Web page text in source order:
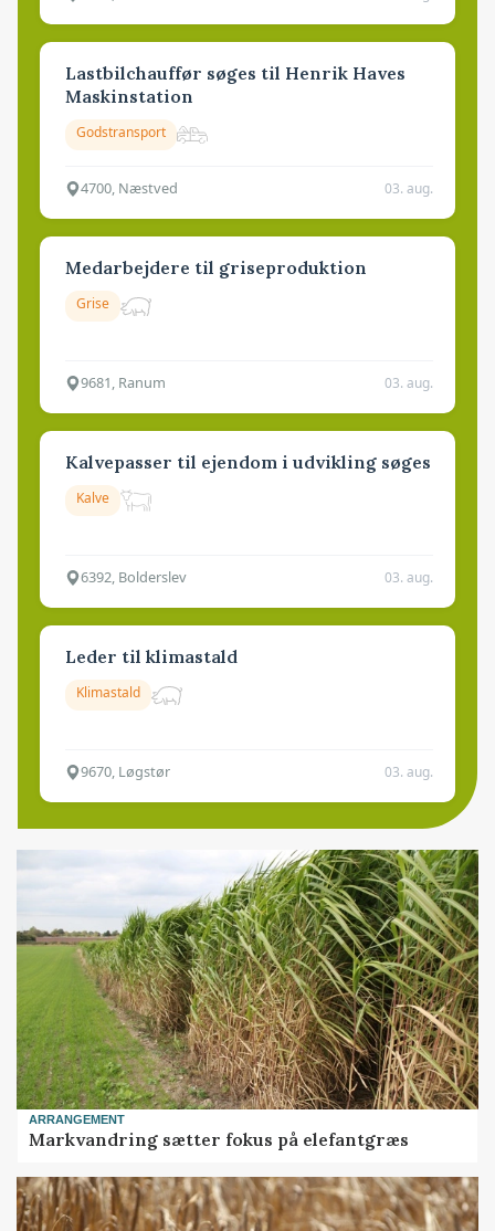
Lastbilchauffør søges til Henrik Haves
Maskinstation
Godstransport
4700, Næstved 03. aug.
Medarbejdere til griseproduktion
Grise
9681, Ranum 03. aug.
Kalvepasser til ejendom i udvikling søges
Kalve
6392, Bolderslev 03. aug.
Leder til klimastald
Klimastald
9670, Løgstør 03. aug.
ARRANGEMENT
Markvandring sætter fokus på elefantgræs